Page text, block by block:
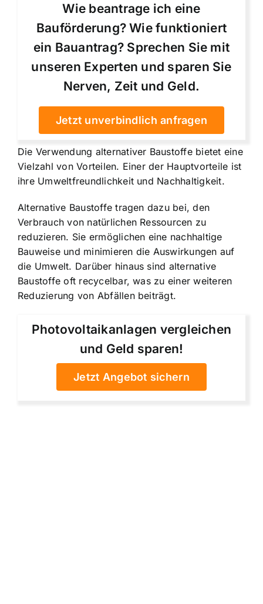
Wie beantrage ich eine
Bauförderung? Wie funktioniert
ein Bauantrag? Sprechen Sie mit
unseren Experten und sparen Sie
Nerven, Zeit und Geld.
Jetzt unverbindlich anfragen
Die Verwendung alternativer Baustoffe bietet eine
Vielzahl von Vorteilen. Einer der Hauptvorteile ist
ihre Umweltfreundlichkeit und Nachhaltigkeit.
Alternative Baustoffe tragen dazu bei, den
Verbrauch von natürlichen Ressourcen zu
reduzieren. Sie ermöglichen eine nachhaltige
Bauweise und minimieren die Auswirkungen auf
die Umwelt. Darüber hinaus sind alternative
Baustoffe oft recycelbar, was zu einer weiteren
Reduzierung von Abfällen beiträgt.
Photovoltaikanlagen vergleichen
und Geld sparen!
Jetzt Angebot sichern